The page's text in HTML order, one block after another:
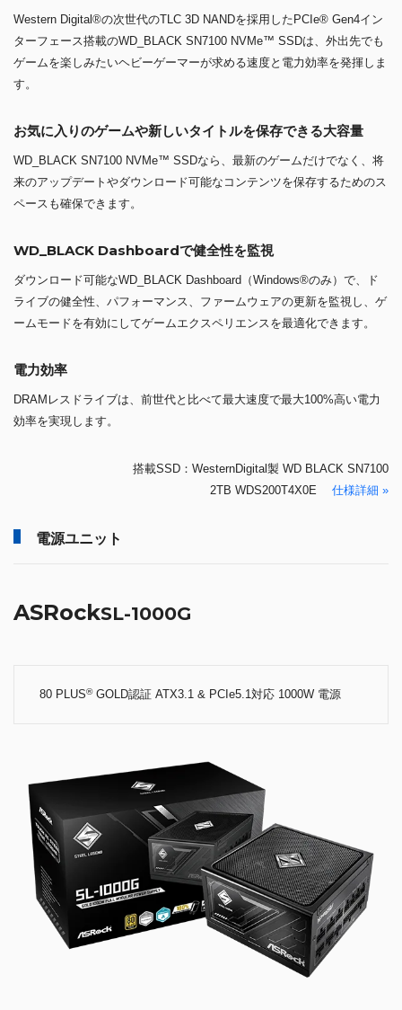
Western Digital®の次世代のTLC 3D NANDを採用したPCIe® Gen4イン
ターフェース搭載のWD_BLACK SN7100 NVMe™ SSDは、外出先でも
ゲームを楽しみたいヘビーゲーマーが求める速度と電力効率を発揮しま
す。
お気に入りのゲームや新しいタイトルを保存できる大容量
WD_BLACK SN7100 NVMe™ SSDなら、最新のゲームだけでなく、将
来のアップデートやダウンロード可能なコンテンツを保存するためのス
ペースも確保できます。
WD_BLACK Dashboardで健全性を監視
ダウンロード可能なWD_BLACK Dashboard（Windows®のみ）で、ド
ライブの健全性、パフォーマンス、ファームウェアの更新を監視し、ゲ
ームモードを有効にしてゲームエクスペリエンスを最適化できます。
電力効率
DRAMレスドライブは、前世代と比べて最大速度で最大100%高い電力
効率を実現します。
搭載SSD：WesternDigital製 WD BLACK SN7100
2TB WDS200T4X0E 仕様詳細 »
電源ユニット
ASRockSL-1000G
80 PLUS®GOLD認証 ATX3.1 & PCIe5.1対応 1000W 電源